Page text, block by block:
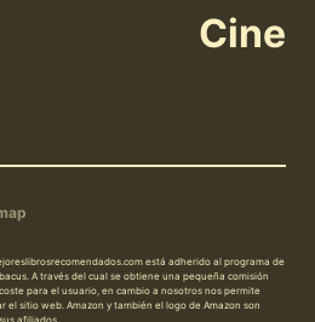
Cine
está adherido al programa de
A través del cual se obtiene una pequeña comisión
para el usuario, en cambio a nosotros nos permite
sitio web. Amazon y también el logo de Amazon son
afiliados.